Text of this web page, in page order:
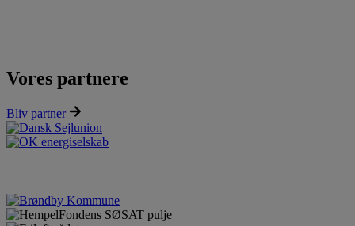
Vores partnere
Bliv partner